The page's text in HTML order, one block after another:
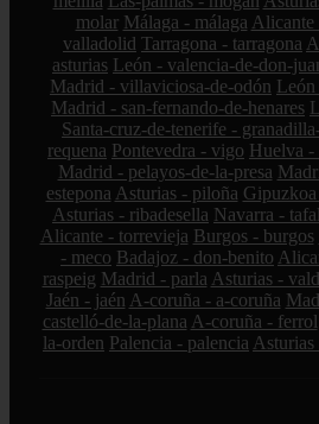
molar Málaga - málaga Alicante
valladolid Tarragona - tarragona
asturias León - valencia-de-don-
Madrid - villaviciosa-de-odón León
Madrid - san-fernando-de-henares
Santa-cruz-de-tenerife -
requena Pontevedra - vigo Huelva -
Madrid - pelayos-de-la-presa
estepona Asturias - piloña Gipuzkoa
Asturias - ribadesella Navarra -
Alicante - torrevieja Burgos - burgos
- meco Badajoz - don-benito
raspeig Madrid - parla Asturias -
Jaén - jaén A-coruña - a-coruña
castelló-de-la-plana A-coruña - ferrol
la-orden Palencia - palencia